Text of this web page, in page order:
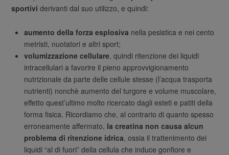
sportivi derivanti dal suo utilizzo, e quindi:
aumento della forza esplosiva nella pesistica e nei cento
metristi, nuotatori e altri sport;
volumizzazione cellulare, quindi ritenzione dei liquidi
intracellulari a favorire il pieno approvvigionamento
nutrizionale da parte delle cellule stesse (l’acqua trasporta
nutrienti) nonchè aumento del turgore e volume muscolare,
effetto quest’ultimo molto ricercato dagli esteti e patiti della
forma fisica. Ricordiamo che, al contrario di quanto spesso
erroneamente affermato, la creatina non causa alcun
problema di ritenzione idrica, ossia il trattenimento dei
liquidi “al di fuori” della cellula che induce gonfiore e